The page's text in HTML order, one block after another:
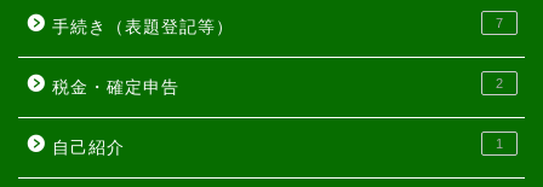
手続き（表題登記等） 7
税金・確定申告 2
自己紹介 1